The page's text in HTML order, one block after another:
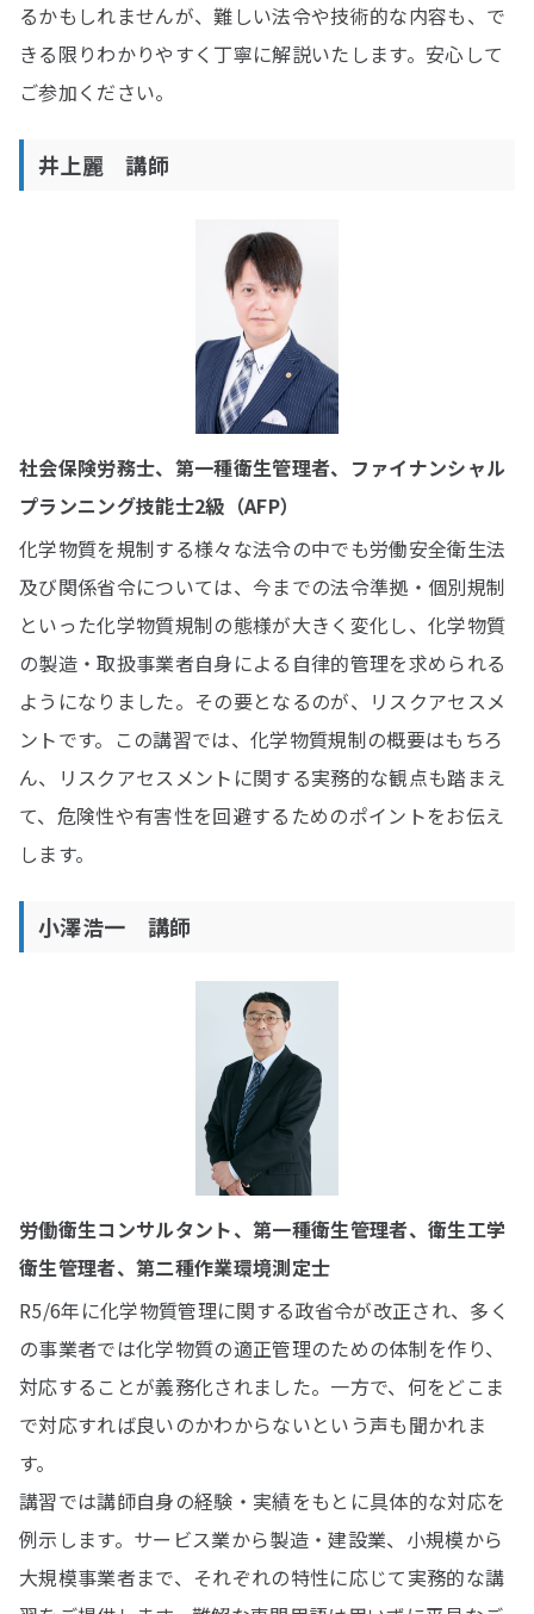
るかもしれませんが、難しい法令や技術的な内容も、で
きる限りわかりやすく丁寧に解説いたします。安心して
ご参加ください。
井上麗 講師
社会保険労務士、第一種衛生管理者、ファイナンシャル
プランニング技能士2級（AFP）
化学物質を規制する様々な法令の中でも労働安全衛生法
及び関係省令については、今までの法令準拠・個別規制
といった化学物質規制の態様が大きく変化し、化学物質
の製造・取扱事業者自身による自律的管理を求められる
ようになりました。その要となるのが、リスクアセスメ
ントです。この講習では、化学物質規制の概要はもちろ
ん、リスクアセスメントに関する実務的な観点も踏まえ
て、危険性や有害性を回避するためのポイントをお伝え
します。
小澤浩一 講師
労働衛生コンサルタント、第一種衛生管理者、衛生工学
衛生管理者、第二種作業環境測定士
R5/6年に化学物質管理に関する政省令が改正され、多く
の事業者では化学物質の適正管理のための体制を作り、
対応することが義務化されました。一方で、何をどこま
で対応すれば良いのかわからないという声も聞かれま
す。
講習では講師自身の経験・実績をもとに具体的な対応を
例示します。サービス業から製造・建設業、小規模から
大規模事業者まで、それぞれの特性に応じて実務的な講